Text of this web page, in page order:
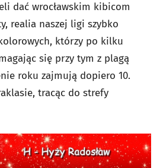
dać wrocławskim kibicom
realia naszej ligi szybko
którzy po kilku
się przy tym z plagą
roku zajmują dopiero 10.
tracąc do strefy